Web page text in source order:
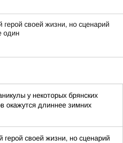
герой своей жизни, но сценарий
один
у некоторых брянских
окажутся длиннее зимних
герой своей жизни, но сценарий